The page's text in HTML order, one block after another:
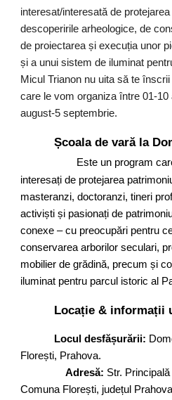
interesat/interesată de
descoperirile arheologice, de
de proiectarea și execuția unor
și a unui sistem de iluminat
Micul Trianon nu uita să te
care le vom organiza între 01-
august-5 septembrie.
Școala de vară la
Este un program
interesați de protejarea
masteranzi, doctoranzi, tineri
activiști și pasionați de
conexe – cu preocupări pentru
conservarea arborilor seculari,
mobilier de grădină, precum și
iluminat pentru parcul istoric al
Locație & informații
Locul desfășurării:
Florești, Prahova.
Adresă: Str.
Comuna Florești, județul